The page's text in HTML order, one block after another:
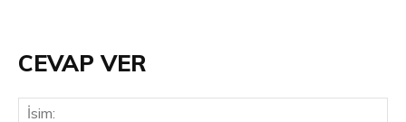
CEVAP VER